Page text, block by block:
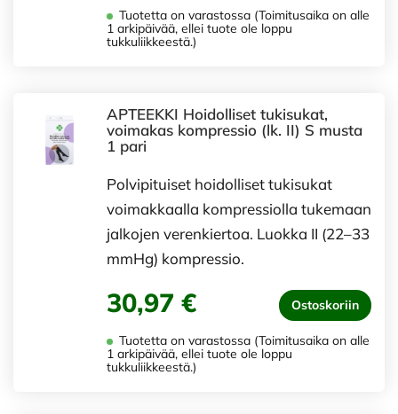
Tuotetta on varastossa (Toimitusaika on alle
1 arkipäivää, ellei tuote ole loppu
tukkuliikkeestä.)
APTEEKKI Hoidolliset tukisukat,
voimakas kompressio (lk. II) S musta
1 pari
Polvipituiset hoidolliset tukisukat
voimakkaalla kompressiolla tukemaan
jalkojen verenkiertoa. Luokka II (22–33
mmHg) kompressio.
30,97 € Ostoskoriin
Tuotetta on varastossa (Toimitusaika on alle
1 arkipäivää, ellei tuote ole loppu
tukkuliikkeestä.)